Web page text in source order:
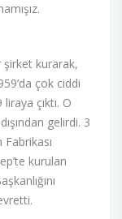
şirket kurarak,
çok ciddi
çıktı. O
gelirdi. 3
kurulan